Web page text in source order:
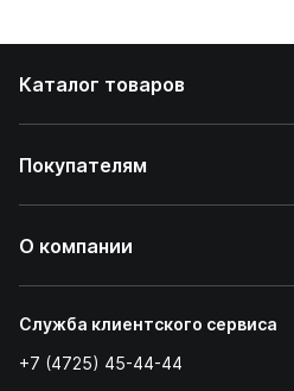
Каталог товаров
Покупателям
О компании
Служба клиентского сервиса
+7 (4725) 45-44-44